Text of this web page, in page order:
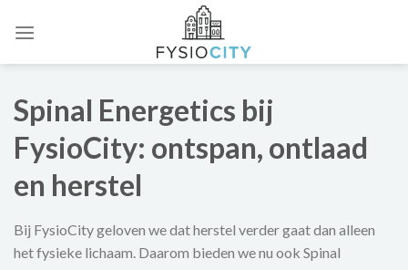
Spinal Energetics bij
FysioCity: ontspan, ontlaad
en herstel
Bij FysioCity geloven we dat herstel verder gaat dan alleen
het fysieke lichaam. Daarom bieden we nu ook Spinal